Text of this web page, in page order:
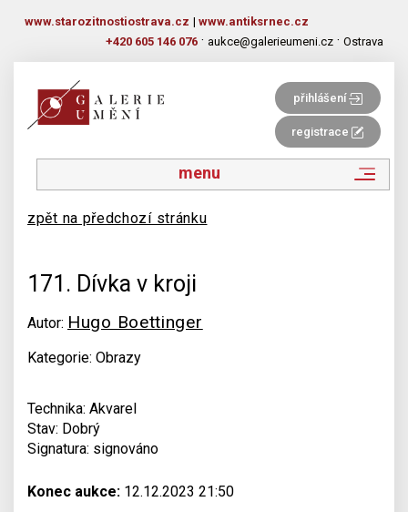
www.starozitnostiostrava.cz | www.antiksrnec.cz
+420 605 146 076 · aukce@galerieumeni.cz · Ostrava
přihlášení
registrace
menu
zpět na předchozí stránku
171. Dívka v kroji
Autor: Hugo Boettinger
Kategorie: Obrazy
Technika: Akvarel
Stav: Dobrý
Signatura: signováno
Konec aukce: 12.12.2023 21:50